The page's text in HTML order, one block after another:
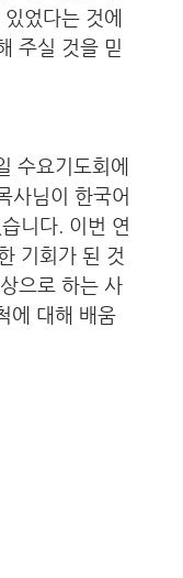
었다는 것에
주실 것을 믿
수요기도회에
사님이 한국어
니다. 이번 연
기회가 된 것
으로 하는 사
에 대해 배움